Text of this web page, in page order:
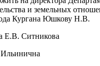
и земельных
Кургана Юшкову Н.В.
Е.В. Ситникова
Ильинична